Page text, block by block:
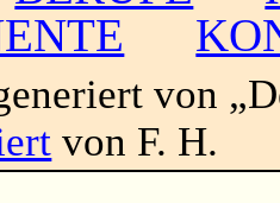
von
von F. H.